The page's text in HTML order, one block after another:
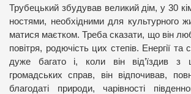
Трубецький збу­ду­вав ве­ли­кий дім, у 30
нос­тя­ми, не­об­хід­ни­ми для куль­тур­но­го
мати­ся ма­єт­ко­м.Треба сказати, що він
повітря, родючість цих степів. Енергії
дуже багато і, коли він від’їздив з
громадських справ, він відпочивав,
благодаті природи, чарівності